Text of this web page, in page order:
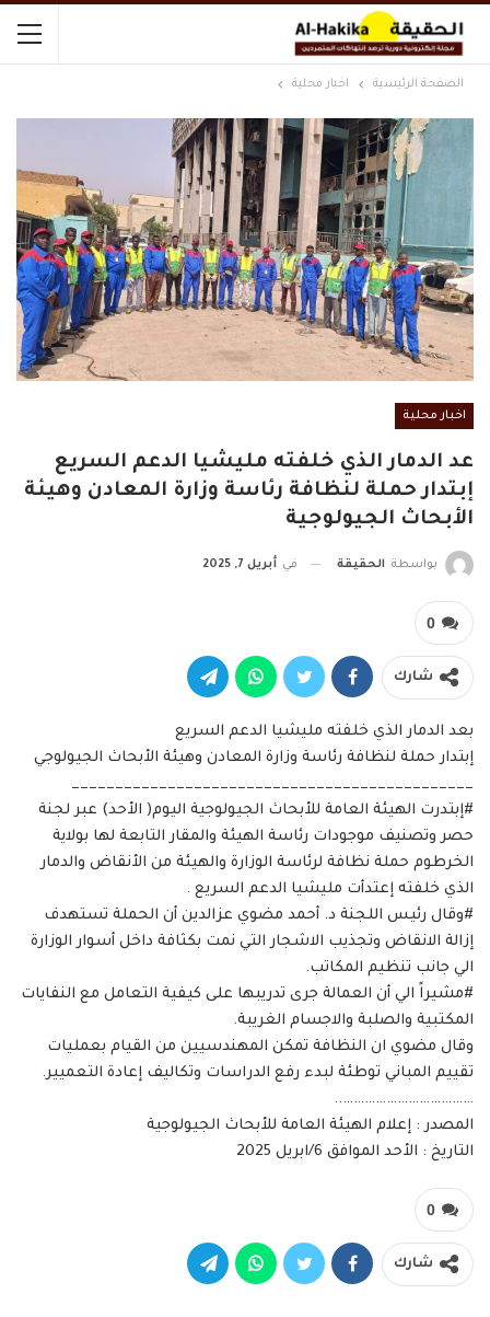
الصفحة الرئيسية اخبار محلية
اخبار محلية
عد الدمار الذي خلفته مليشيا الدعم السريع
إبتدار حملة لنظافة رئاسة وزارة المعادن وهيئة
الأبحاث الجيولوجية
بواسطة الحقيقة في أبريل 7, 2025
0
شارك
بعد الدمار الذي خلفته مليشيا الدعم السريع
إبتدار حملة لنظافة رئاسة وزارة المعادن وهيئة الأبحاث الجيولوجي
______________________________________________
#إبتدرت الهيئة العامة للأبحاث الجيولوجية اليوم( الأحد) عبر لجنة
حصر وتصنيف موجودات رئاسة الهيئة والمقار التابعة لها بولاية
الخرطوم حملة نظافة لرئاسة الوزارة والهيئة من الأنقاض والدمار
الذي خلفته إعتدأت مليشيا الدعم السريع .
#وقال رئيس اللجنة د. أحمد مضوي عزالدين أن الحملة تستهدف
إزالة الانقاض وتجذيب الاشجار التي نمت بكثافة داخل أسوار الوزارة
الي جانب تنظيم المكاتب.
#مشيراً الي أن العمالة جرى تدريبها على كيفية التعامل مع النفايات
المكتبية والصلبة والاجسام الغريبة.
وقال مضوي ان النظافة تمكن المهندسيين من القيام بعمليات
تقييم المباني توطئة لبدء رفع الدراسات وتكاليف إعادة التعميير.
………………………………..
المصدر : إعلام الهيئة العامة للأبحاث الجيولوجية
التاريخ : الأحد الموافق 6/ابريل 2025
0
شارك